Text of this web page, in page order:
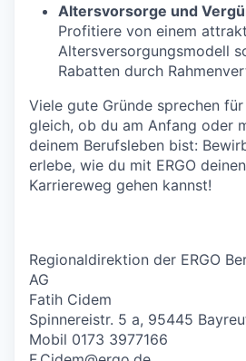
Altersvorsorge und
Profitiere von einem
Altersversorgungsmodell
Rabatten durch
Viele gute Gründe sprechen für
gleich, ob du am Anfang oder
deinem Berufsleben bist:
erlebe, wie du mit ERGO
Karriereweg gehen kannst!
Regionaldirektion der ERGO
AG
Fatih Cidem
Spinnereistr. 5 a, 95445
Mobil 0173 3977166